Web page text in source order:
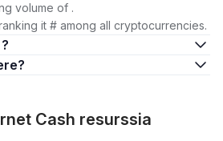
volume of .
it # among all cryptocurrencies.
there?
Cash resurssia